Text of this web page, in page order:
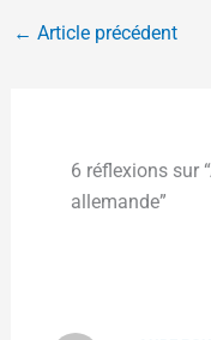
← Article précédent
6 réflexions sur
allemande”